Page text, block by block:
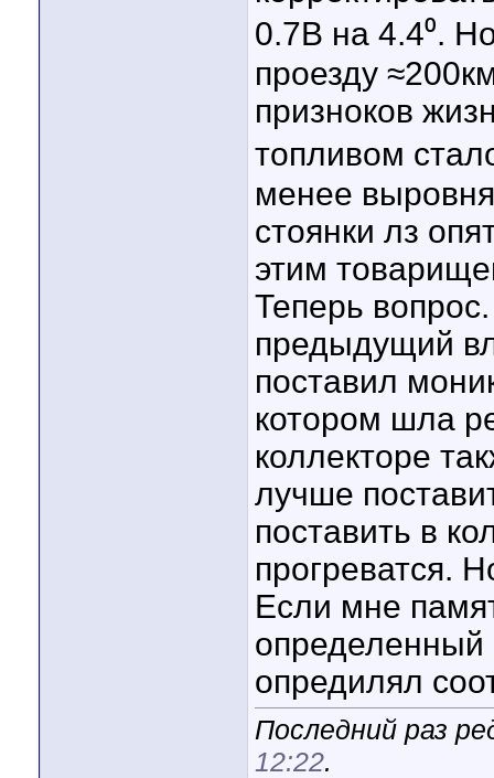
0.7В на 4.4⁰.
проезду
призноков
топливом
менее
стоянки лз
этим
Теперь
предыдущий
поставил
котором шла
коллекторе
лучше
поставить в
прогреватся.
Если мне
опредилял
Последний раз
12:22.